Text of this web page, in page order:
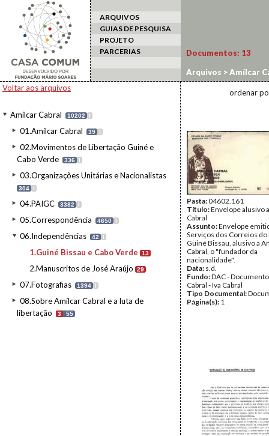
ARQUIVOS
GUIAS DE PESQUISA
PROJETO
PARCERIAS
Voltar aos arquivos
Amílcar Cabral 10202 I
01.Amílcar Cabral 39 I
02.Movimentos de Libertação Guiné e
Cabo Verde
336 I
03.Organizações Unitárias e Nacionalistas
304 I
04.PAIGC 3382 I
05.Correspondência 4650 I
06.Independências 42 I
1.Guiné Bissau e Cabo Verde 13
2.Manuscritos de José Araújo 29
07.Fotografias 1394 I
08.Sobre Amílcar Cabral e a luta de
libertação
3 55
Documentos: 13
Arquivos >Amílcar
ordenar
Pasta:04602.161
Título:Envelope alusivo
Cabral
Assunto:Envelope
Serviços dos Correios do
Guiné Bissau, alusivo a
Cabral, o "fundador da
nacionalidade".
Data: s.d.
Fundo:DAC -
Cabral - Iva Cabral
Tipo Documental:
Página(s): 1